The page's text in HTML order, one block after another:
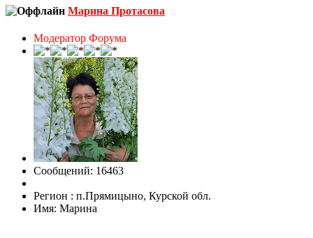
Марина Протасова
Модератор Форума
Сообщений: 16463
Регион : п.Прямицыно, Курской обл.
Имя: Марина